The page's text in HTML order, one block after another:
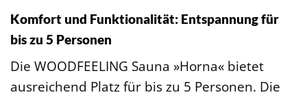
Komfort und Funktionalität: Entspannung für
bis zu 5 Personen
Die WOODFEELING Sauna »Horna« bietet
ausreichend Platz für bis zu 5 Personen. Die